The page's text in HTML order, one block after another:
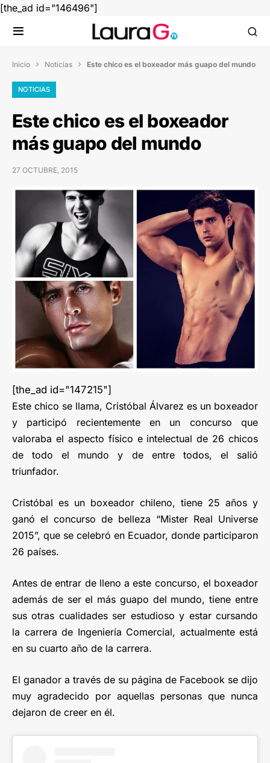
[the_ad id="146496"]
Inicio  Noticias  Este chico es el boxeador más guapo del mundo
NOTICIAS
Este chico es el boxeador
más guapo del mundo
27 OCTUBRE, 2015
[the_ad id="147215"]
Este chico se llama, Cristóbal Álvarez es un boxeador
y participó recientemente en un concurso que
valoraba el aspecto físico e intelectual de 26 chicos
de todo el mundo y de entre todos, el salió
triunfador.
Cristóbal es un boxeador chileno, tiene 25 años y
ganó el concurso de belleza “Mister Real Universe
2015”, que se celebró en Ecuador, donde participaron
26 países.
Antes de entrar de lleno a este concurso, el boxeador
además de ser el más guapo del mundo, tiene entre
sus otras cualidades ser estudioso y estar cursando
la carrera de Ingeniería Comercial, actualmente está
en su cuarto año de la carrera.
El ganador a través de su página de Facebook se dijo
muy agradecido por aquellas personas que nunca
dejaron de creer en él.